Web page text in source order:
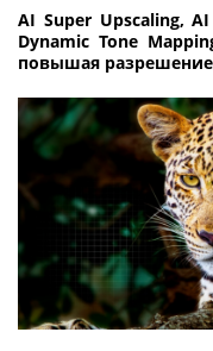
AI Super Upscaling,
Dynamic Tone
повышая